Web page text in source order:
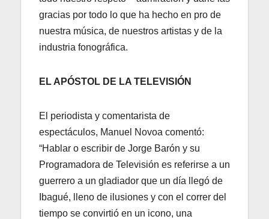
gracias por todo lo que ha hecho en pro de
nuestra música, de nuestros artistas y de la
industria fonográfica.
EL APÓSTOL DE LA TELEVISIÓN
El periodista y comentarista de
espectáculos, Manuel Novoa comentó:
“Hablar o escribir de Jorge Barón y su
Programadora de Televisión es referirse a un
guerrero a un gladiador que un día llegó de
Ibagué, lleno de ilusiones y con el correr del
tiempo se convirtió en un icono, una